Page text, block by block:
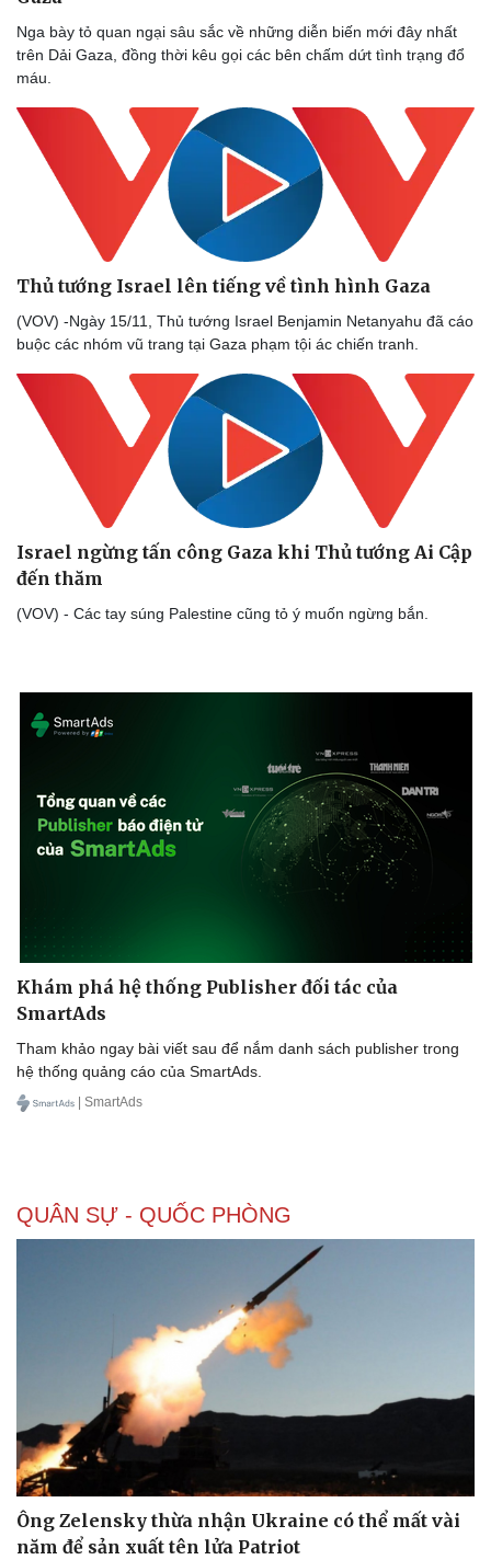
Doanh nghiệp
Thông tin doanh nghiệp
Doanh nghiệp 24h
Doanh nhân
Vì cộng đồng
Công nghệ
Sành điệu
Tin Công nghệ
Trải nghiệm
Chuyển đổi số
Nga bày tỏ quan ngại sâu sắc về những diễn biến mới đây nhất
trên Dải Gaza, đồng thời kêu gọi các bên chấm dứt tình trạng đổ
máu.
Thủ tướng Israel lên tiếng về tình hình Gaza
(VOV) -Ngày 15/11, Thủ tướng Israel Benjamin Netanyahu đã cáo
buộc các nhóm vũ trang tại Gaza phạm tội ác chiến tranh.
Israel ngừng tấn công Gaza khi Thủ tướng Ai Cập
đến thăm
(VOV) - Các tay súng Palestine cũng tỏ ý muốn ngừng bắn.
Khám phá hệ thống Publisher đối tác của
SmartAds
Tham khảo ngay bài viết sau để nắm danh sách publisher trong
hệ thống quảng cáo của SmartAds.
| SmartAds
QUÂN SỰ - QUỐC PHÒNG
Ông Zelensky thừa nhận Ukraine có thể mất vài
năm để sản xuất tên lửa Patriot